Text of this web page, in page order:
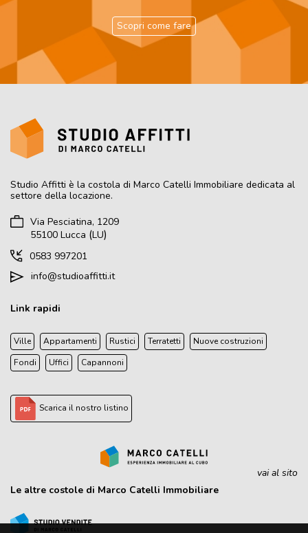
Scopri come fare
Studio Affitti è la costola di Marco Catelli Immobiliare dedicata al
settore della locazione.
Via Pesciatina, 1209
55100 Lucca (LU)
0583 997201
info@studioaffitti.it
Link rapidi
Ville Appartamenti Rustici Terratetti
Nuove costruzioni
Fondi
Uffici Capannoni
Scarica il nostro listino
vai al sito
Le altre costole di Marco Catelli Immobiliare